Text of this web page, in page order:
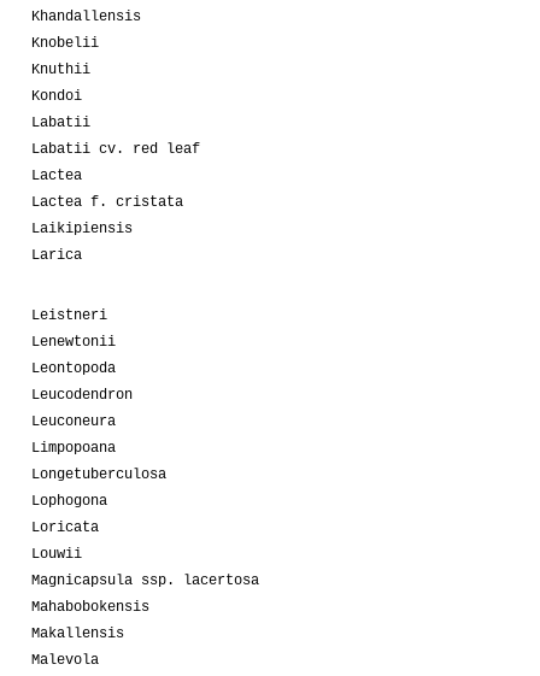
Khandallensis
Knobelii
Knuthii
Kondoi
Labatii
Labatii cv. red leaf
Lactea
Lactea f. cristata
Laikipiensis
Larica
Leistneri
Lenewtonii
Leontopoda
Leucodendron
Leuconeura
Limpopoana
Longetuberculosa
Lophogona
Loricata
Louwii
Magnicapsula ssp. lacertosa
Mahabobokensis
Makallensis
Malevola